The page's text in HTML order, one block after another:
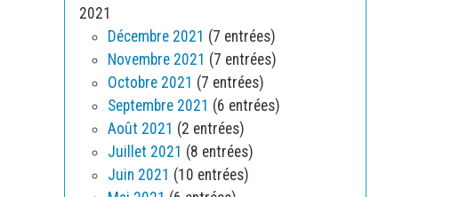
2021
Décembre 2021 (7 entrées)
Novembre 2021 (7 entrées)
Octobre 2021 (7 entrées)
Septembre 2021 (6 entrées)
Août 2021 (2 entrées)
Juillet 2021 (8 entrées)
Juin 2021 (10 entrées)